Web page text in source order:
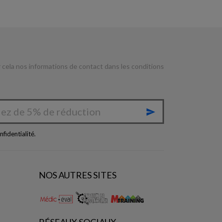
nos informations de contact dans les conditions

.
NOS AUTRES SITES